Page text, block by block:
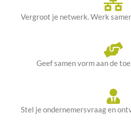
Vergroot je netwerk. Werk
Geef samen vorm aan de
Stel je ondernemersvraag en